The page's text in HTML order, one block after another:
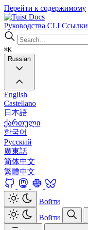
Перейти к содержимому
Docs
Руководства CLI Ссылки
⌘K
Russian
English
Castellano
日本語
ქართული
한국어
Русский
廣東話
简体中文
繁體中文
Войти
Войти